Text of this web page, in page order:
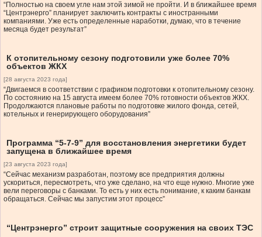
“Полностью на своем угле нам этой зимой не пройти. И в ближайшее время
“Центрэнерго” планирует заключить контракты с иностранными
компаниями. Уже есть определенные наработки, думаю, что в течение
месяца будет результат”
К отопительному сезону подготовили уже более 70%
объектов ЖКХ
[28 августа 2023 года]
“Двигаемся в соответствии с графиком подготовки к отопительному сезону.
По состоянию на 15 августа имеем более 70% готовности объектов ЖКХ.
Продолжаются плановые работы по подготовке жилого фонда, сетей,
котельных и генерирующего оборудования”
Программа “5-7-9” для восстановления энергетики будет
запущена в ближайшее время
[23 августа 2023 года]
“Сейчас механизм разработан, поэтому все предприятия должны
ускориться, пересмотреть, что уже сделано, на что еще нужно. Многие уже
вели переговоры с банками. То есть у них есть понимание, к каким банкам
обращаться. Сейчас мы запустим этот процесс”
“Центрэнерго” строит защитные сооружения на своих ТЭС